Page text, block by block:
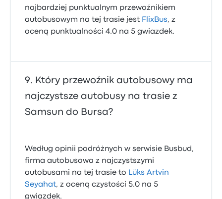
najbardziej punktualnym przewoźnikiem
autobusowym na tej trasie jest FlixBus, z
oceną punktualności 4.0 na 5 gwiazdek.
Który przewoźnik autobusowy ma
najczystsze autobusy na trasie z
Samsun do Bursa?
Według opinii podróżnych w serwisie Busbud,
firma autobusowa z najczystszymi
autobusami na tej trasie to Lüks Artvin
Seyahat, z oceną czystości 5.0 na 5
gwiazdek.